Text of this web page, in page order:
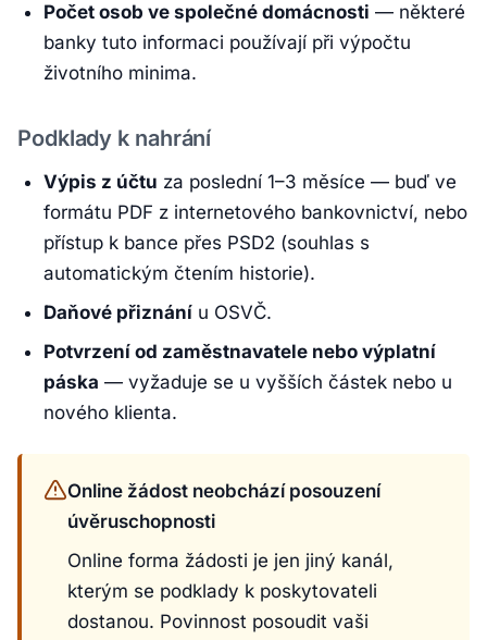
Počet osob ve společné domácnosti — některé
banky tuto informaci používají při výpočtu
životního minima.
Podklady k nahrání
Výpis z účtu za poslední 1–3 měsíce — buď ve
formátu PDF z internetového bankovnictví, nebo
přístup k bance přes PSD2 (souhlas s
automatickým čtením historie).
Daňové přiznání u OSVČ.
Potvrzení od zaměstnavatele nebo výplatní
páska — vyžaduje se u vyšších částek nebo u
nového klienta.
Online žádost neobchází posouzení
úvěruschopnosti
Online forma žádosti je jen jiný kanál,
kterým se podklady k poskytovateli
dostanou. Povinnost posoudit vaši